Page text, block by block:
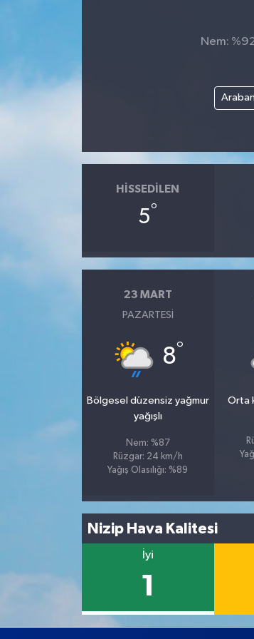
Nem:
HISSEDILEN
5°
23 MART
PAZARTESI
8°
Bölgesel düzensiz yağmur
yağışlı
Nem: %87
Rüzgar: 24 km/h
Yağış Olasılığı: %89
Orta
Nizip Hava Kalitesi
İyi
1